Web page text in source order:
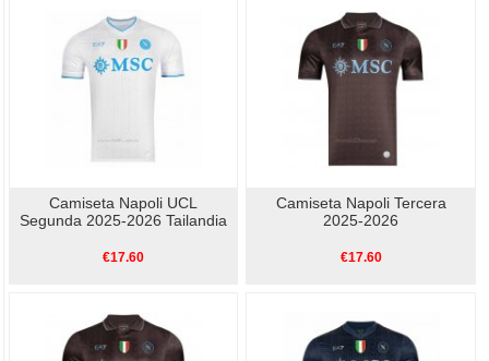
Camiseta Napoli UCL
Segunda 2025-2026 Tailandia
€17.60
Camiseta Napoli Tercera
2025-2026
€17.60